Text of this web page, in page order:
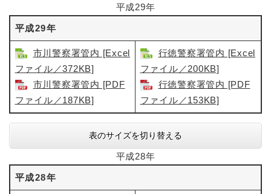
平成29年
平成29年
市川警察署管内 [Excel
ファイル／372KB]
市川警察署管内​ [PDF
ファイル／187KB]
行徳警察署管内 [Excel
ファイル／200KB]
行徳警察署管内​ [PDF
ファイル／153KB]
表のサイズを切り替える
平成28年
平成28年